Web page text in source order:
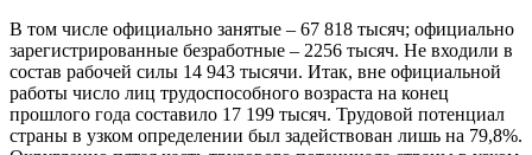
В том числе официально занятые – 67 818 тысяч; официально
зарегистрированные безработные – 2256 тысяч. Не входили в
состав рабочей силы 14 943 тысячи. Итак, вне официальной
работы число лиц трудоспособного возраста на конец
прошлого года составило 17 199 тысяч. Трудовой потенциал
страны в узком определении был задействован лишь на 79,8%.